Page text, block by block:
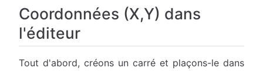
Coordonnées (X,Y) dans
l'éditeur
Tout d'abord, créons un carré et plaçons-le dans